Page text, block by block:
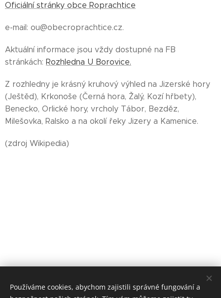
Oficiální stránky obce Roprachtice
e-mail: ou@obecroprachtice.cz.
Aktuální informace jsou vždy dostupné na FB
stránkách: Rozhledna U Borovice.
Z rozhledny je krásný kruhový výhled na Jizerské hory
(Ještěd), Krkonoše (Černá hora, Žalý, Kozí hřbety),
Benecko, Orlické hory, vrcholy Tábor, Bezděz,
Milešovka, Ralsko a na okolí řeky Jizery a Kamenice.
(zdroj Wikipedia)
Používáme cookies, abychom zajistili správné fungování a